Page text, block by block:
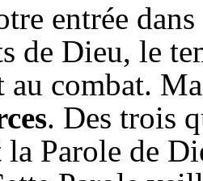
entrée
de Dieu, le
au combat.
. Des trois
la Parole de